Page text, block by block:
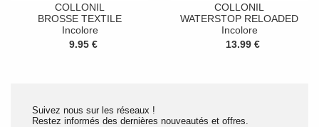
COLLONIL
BROSSE TEXTILE
Incolore
9.95 €
COLLONIL
WATERSTOP RELOADED
Incolore
13.99 €
Suivez nous sur les réseaux !
Restez informés des dernières nouveautés et offres.